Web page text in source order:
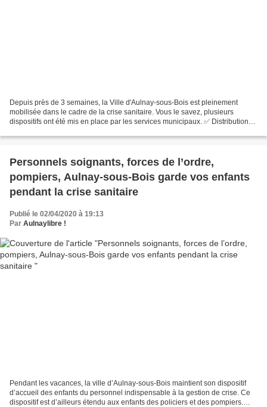
Depuis près de 3 semaines, la Ville d'Aulnay-sous-Bois est pleinement
mobilisée dans le cadre de la crise sanitaire. Vous le savez, plusieurs
dispositifs ont été mis en place par les services municipaux. ✅ Distribution
Personnels soignants, forces de l’ordre,
pompiers, Aulnay-sous-Bois garde vos enfants
pendant la crise sanitaire
Publié le 02/04/2020 à 19:13
Par Aulnaylibre !
Pendant les vacances, la ville d’Aulnay-sous-Bois maintient son dispositif
d’accueil des enfants du personnel indispensable à la gestion de crise. Ce
dispositif est d’ailleurs étendu aux enfants des policiers et des pompiers.